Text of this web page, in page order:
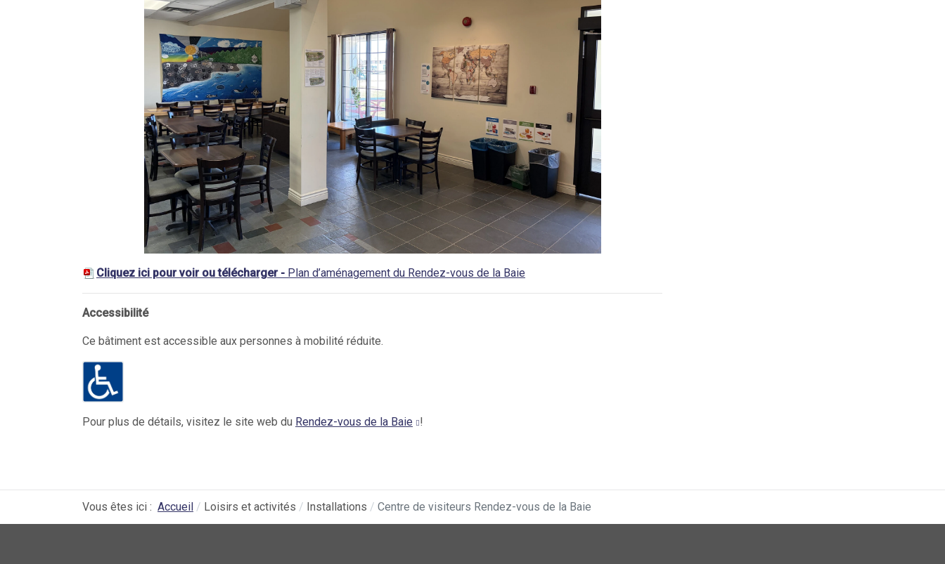
Cliquez ici pour voir ou télécharger - Plan d’aménagement du Rendez-vous de la Baie
Accessibilité
Ce bâtiment est accessible aux personnes à mobilité réduite.
Pour plus de détails, visitez le site web du Rendez-vous de la Baie !
Vous êtes ici : Accueil Loisirs et activités Installations Centre de visiteurs Rendez-vous de la Baie